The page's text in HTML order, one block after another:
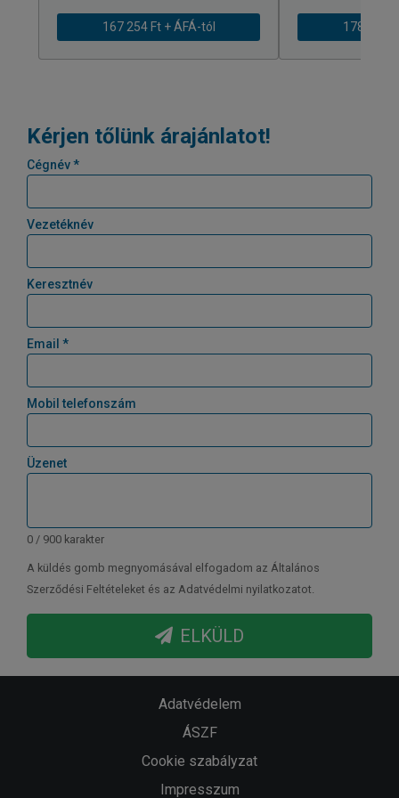
167 254 Ft + ÁFÁ-tól 178 295
Kérjen tőlünk árajánlatot!
Cégnév *
Vezetéknév
Keresztnév
Email *
Mobil telefonszám
Üzenet
0 / 900 karakter
A küldés gomb megnyomásával elfogadom az Általános
Szerződési Feltételeket és az Adatvédelmi nyilatkozatot.
ELKÜLD
Adatvédelem
ÁSZF
Cookie szabályzat
Impresszum